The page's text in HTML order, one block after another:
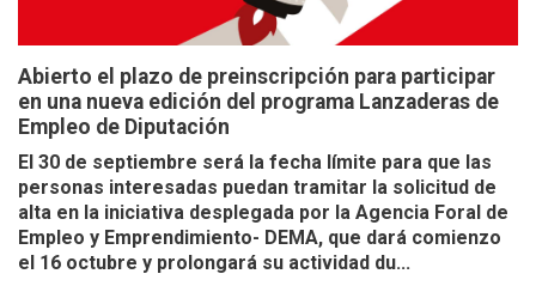
Abierto el plazo de preinscripción para participar
en una nueva edición del programa Lanzaderas de
Empleo de Diputación
El 30 de septiembre será la fecha límite para que las
personas interesadas puedan tramitar la solicitud de
alta en la iniciativa desplegada por la Agencia Foral de
Empleo y Emprendimiento- DEMA, que dará comienzo
el 16 octubre y prolongará su actividad du...